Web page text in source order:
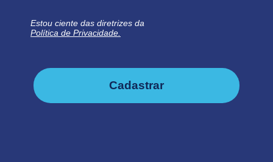
Estou ciente das diretrizes da
Política de Privacidade.
Cadastrar